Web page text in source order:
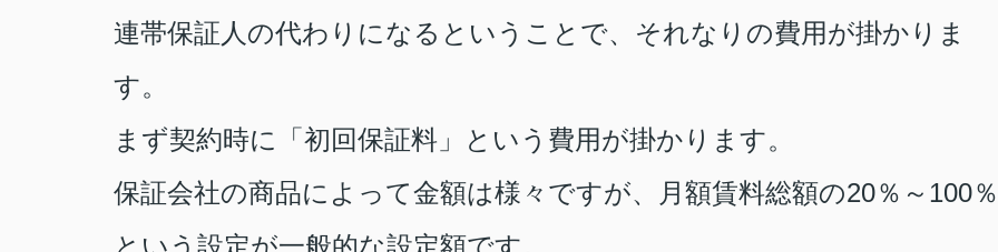
連帯保証人の代わりになるということで、それなりの費用が掛かりま
す。
まず契約時に「初回保証料」という費用が掛かります。
保証会社の商品によって金額は様々ですが、月額賃料総額の20％～ 100％
という設定が一般的な設定額です。